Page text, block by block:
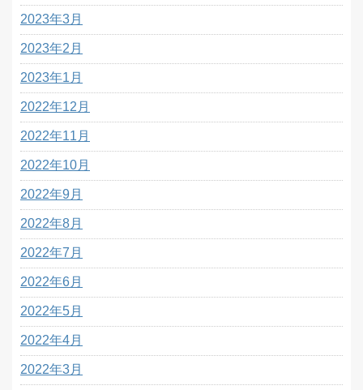
2023年3月
2023年2月
2023年1月
2022年12月
2022年11月
2022年10月
2022年9月
2022年8月
2022年7月
2022年6月
2022年5月
2022年4月
2022年3月